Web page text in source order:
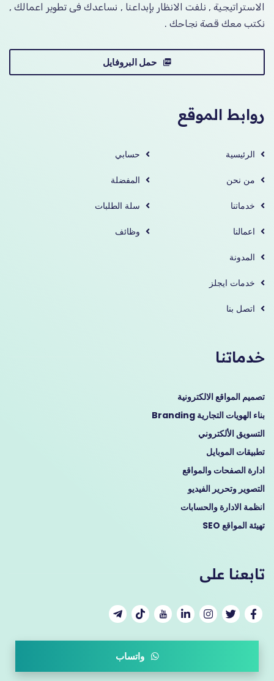
الاستراتيجية , نلفت الانظار بإبداعنا , نساعدك فى تطوير اعمالك ,
نكتب معك قصة نجاحك .
حمل البروفايل
روابط الموقع
الرئيسية
من نحن
خدماتنا
اعمالنا
المدونة
خدمات ايجلز
اتصل بنا
حسابي
المفضلة
سلة الطلبات
وظائف
خدماتنا
تصميم المواقع الالكترونية
بناء الهويات التجارية Branding
التسويق الألكتروني
تطبيقات الموبايل
ادارة الصفحات والمواقع
التصوير وتحرير الفيديو
انظمة الادارة والحسابات
تهيئة المواقع SEO
تابعنا على
واتساب